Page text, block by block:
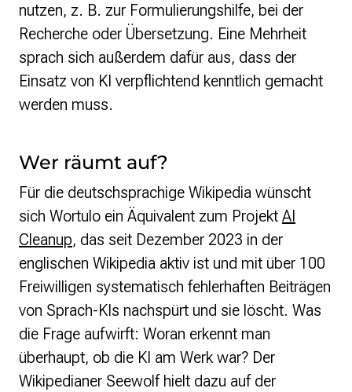
nutzen, z. B. zur Formulierungshilfe, bei der
Recherche oder Übersetzung. Eine Mehrheit
sprach sich außerdem dafür aus, dass der
Einsatz von KI verpflichtend kenntlich gemacht
werden muss.
Wer räumt auf?
Für die deutschsprachige Wikipedia wünscht
sich Wortulo ein Äquivalent zum Projekt AI
Cleanup, das seit Dezember 2023 in der
englischen Wikipedia aktiv ist und mit über 100
Freiwilligen systematisch fehlerhaften Beiträgen
von Sprach-KIs nachspürt und sie löscht. Was
die Frage aufwirft: Woran erkennt man
überhaupt, ob die KI am Werk war? Der
Wikipedianer Seewolf hielt dazu auf der